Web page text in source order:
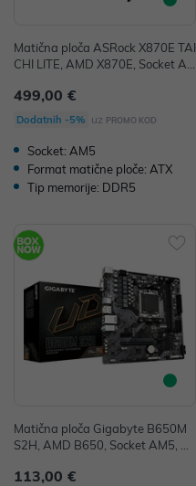
Matična ploča ASRock X870E TAI
CHI LITE, AMD X870E, Socket A
499,00 €
Dodatnih -5% uz PROMO KOD
Socket: AM5
Format matične ploče: ATX
Tip memorije: DDR5
Matična ploča Gigabyte B650M
S2H, AMD B650, Socket AM5, m
113,00 €